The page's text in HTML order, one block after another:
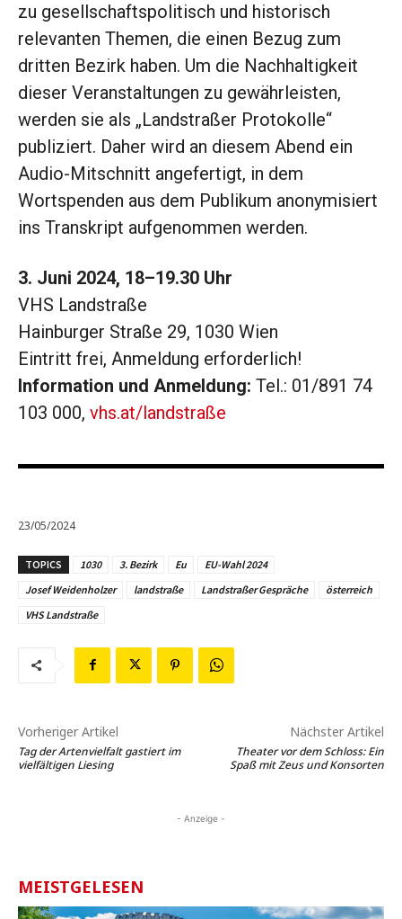
zu gesellschaftspolitisch und historisch
relevanten Themen, die einen Bezug zum
dritten Bezirk haben. Um die Nachhaltigkeit
dieser Veranstaltungen zu gewährleisten,
werden sie als „Landstraßer Protokolle“
publiziert. Daher wird an diesem Abend ein
Audio-Mitschnitt angefertigt, in dem
Wortspenden aus dem Publikum anonymisiert
ins Transkript aufgenommen werden.
3. Juni 2024, 18–19.30 Uhr
VHS Landstraße
Hainburger Straße 29, 1030 Wien
Eintritt frei, Anmeldung erforderlich!
Information und Anmeldung: Tel.: 01/891 74
103 000, vhs.at/landstraße
23/05/2024
TOPICS 1030 3. Bezirk Eu
EU-Wahl 2024
Josef Weidenholzer
landstraße Landstraßer Gespräche
österreich
VHS Landstraße
Vorheriger Artikel
Tag der Artenvielfalt gastiert im
vielfältigen Liesing
Nächster Artikel
Theater vor dem Schloss: Ein
Spaß mit Zeus und Konsorten
- Anzeige -
MEISTGELESEN